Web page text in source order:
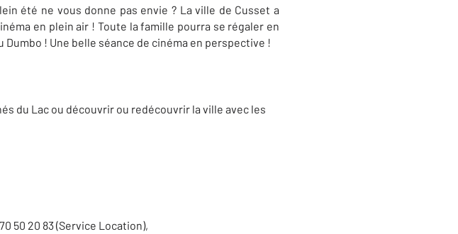
été ne vous donne pas envie ? La ville de Cusset a
en plein air ! Toute la famille pourra se régaler en
! Une belle séance de cinéma en perspective !
du Lac ou découvrir ou redécouvrir la ville avec les
50 20 83 (Service Location),